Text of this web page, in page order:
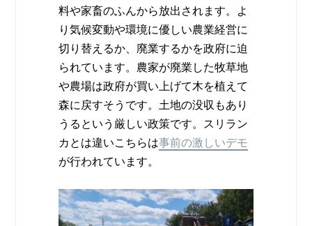
料や家畜のふんから放出されます。よ
り気候変動や環境に優しい農業経営に
切り替えるか、廃業するかを政府に迫
られています。農家が廃業した牧草地
や農場は政府が買い上げて木を植えて
森に戻すそうです。土地の没収もあり
うるという厳しい政策です。スリラン
カとは違いこちらは事前の激しいデモ
が行われています。